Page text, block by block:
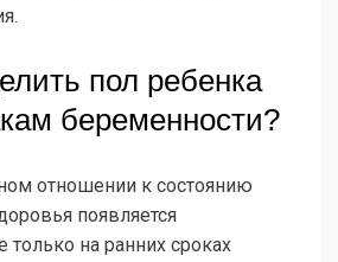
пол ребенка
беременности?
отношении к состоянию
появляется
только на ранних сроках